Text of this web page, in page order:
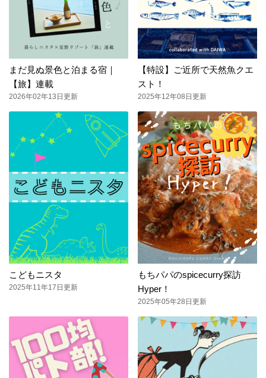
まだ見ぬ景色と泊まる宿｜
【旅】連載
2026年02年13日更新
【特設】ご近所で天然魚クエ
スト！
2025年12年08日更新
こどもニスタ
2025年11年17日更新
もちパパのspicecurry探訪
Hyper！
2025年05年28日更新